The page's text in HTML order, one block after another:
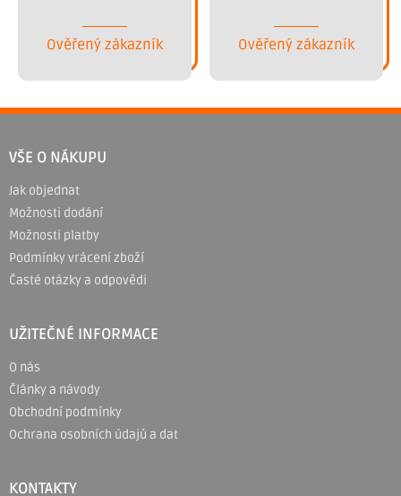
Ověřený zákazník Ověřený zákazník
á
a
VŠE O NÁKUPU
Jak objednat
Možnosti dodání
Možnosti platby
Podmínky vrácení zboží
Časté otázky a odpovědi
UŽITEČNÉ INFORMACE
O nás
Články a návody
Obchodní podmínky
Ochrana osobních údajů a dat
KONTAKTY